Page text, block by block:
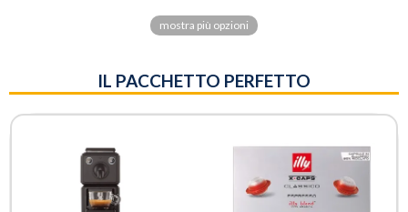
mostra più opzioni
IL PACCHETTO PERFETTO